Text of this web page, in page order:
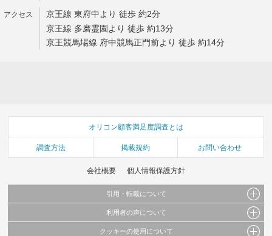
京王線 東府中より 徒歩 約2分
京王線 多磨霊園より 徒歩 約13分
京王競馬場線 府中競馬正門前より 徒歩 約14分
オリコン顧客満足度調査とは
調査方法 掲載規約 お問い合わせ
会社概要 個人情報保護方針
引用・転載について
当サイトで公開されている情報（文字、写真、イラスト、画像データ等）及びこれらの配
利用者の声について
当サイトに掲載している内容はすべてサービスの利用者が提出された見解・感想です。
クッキーの使用について